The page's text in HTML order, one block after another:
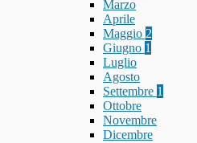
Marzo
Aprile
Maggio 2
Giugno 1
Luglio
Agosto
Settembre 1
Ottobre
Novembre
Dicembre